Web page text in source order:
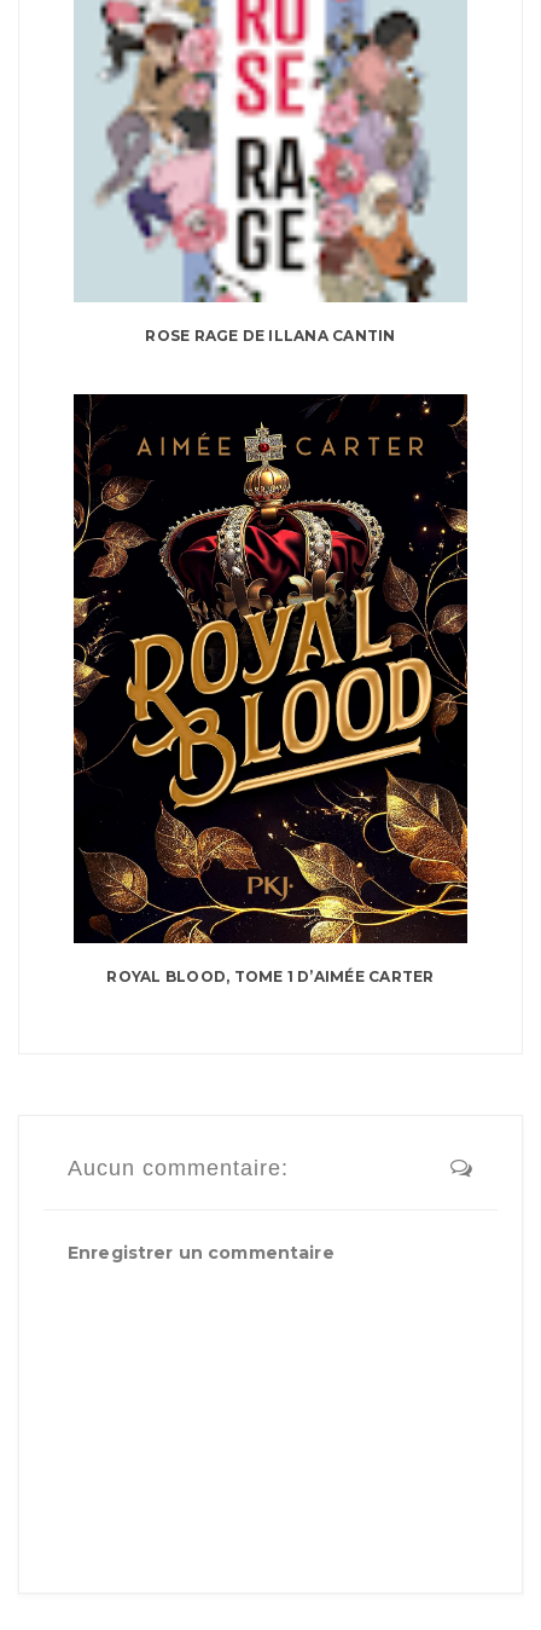
ROSE RAGE DE ILLANA CANTIN
ROYAL BLOOD, TOME 1 D’AIMÉE CARTER
Aucun commentaire:
Enregistrer un commentaire